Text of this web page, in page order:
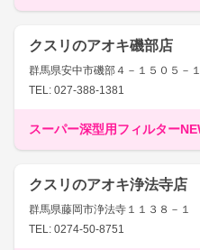
クスリのアオキ磯部店
群馬県安中市磯部４－１５０５－１
TEL: 027-388-1381
スーパー深型用フィルター
クスリのアオキ浄法寺店
群馬県藤岡市浄法寺１１３８－１
TEL: 0274-50-8751